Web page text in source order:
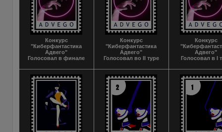
Конкурс
"Киберфантастика
Адвего"
Голосовал в финале
Конкурс
"Киберфантастика
Адвего"
Голосовал во II туре
Конкурс
Адвего"
Голосовал в I